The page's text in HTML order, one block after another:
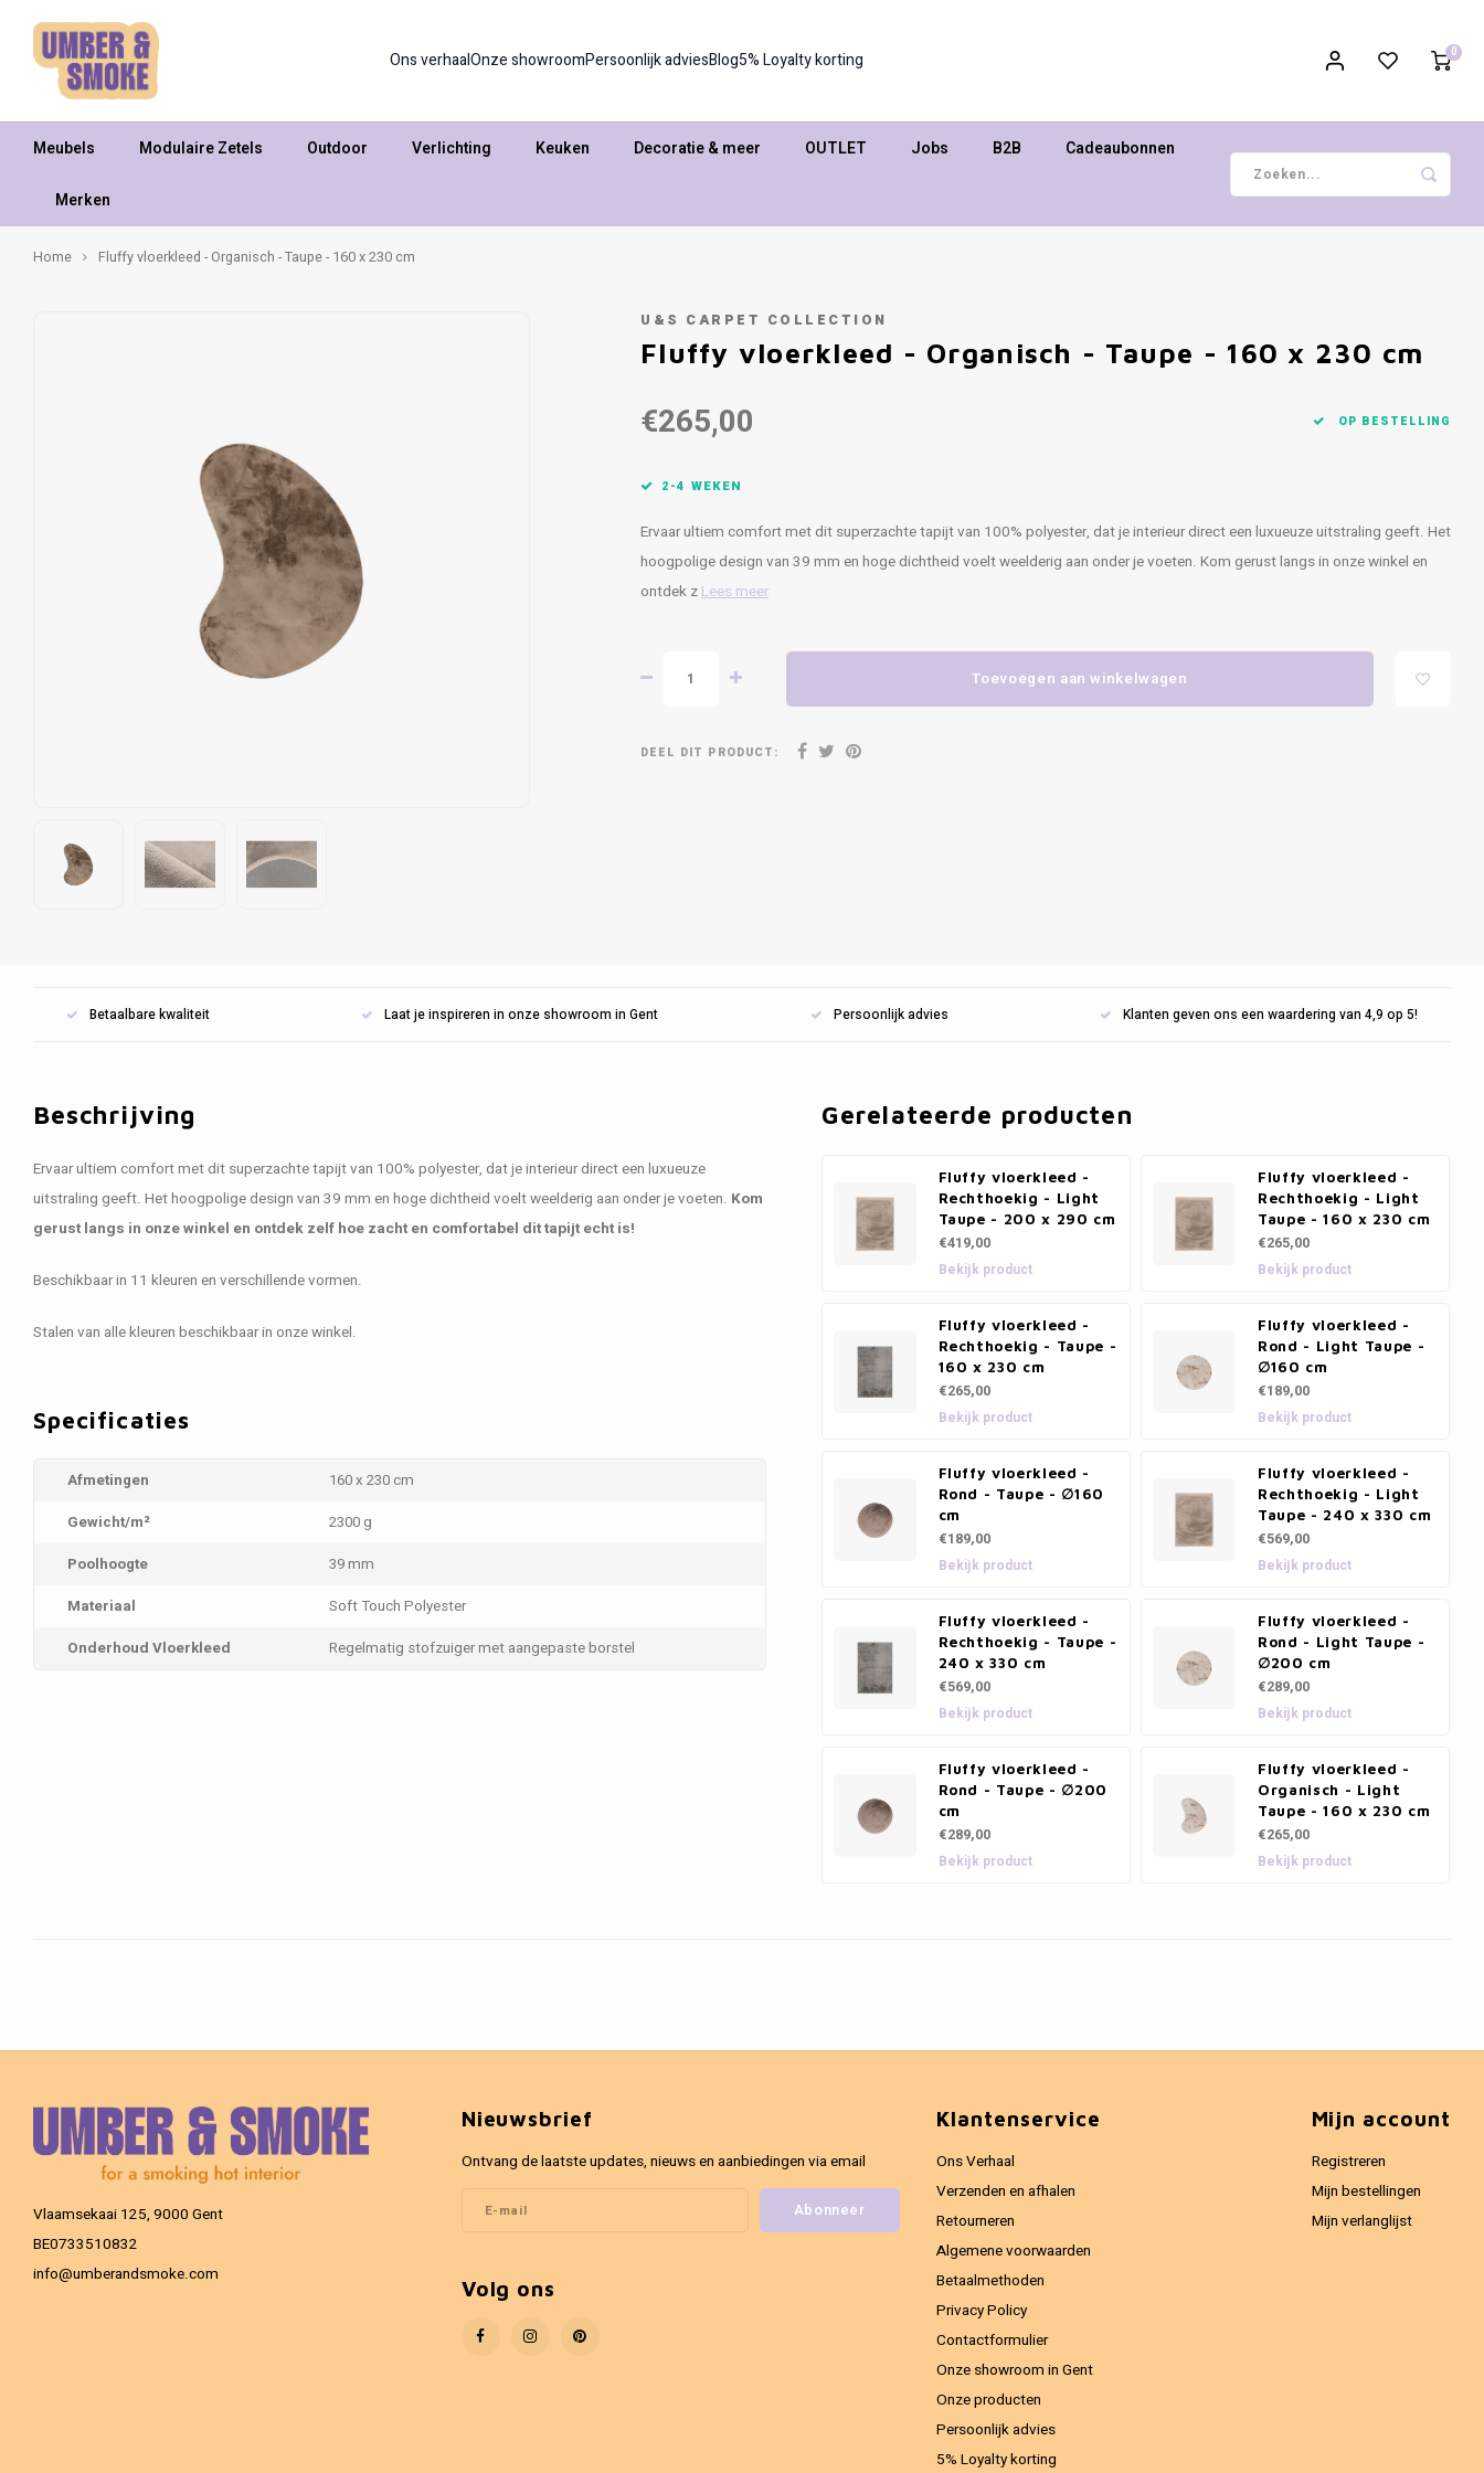
Ons verhaalOnze showroomPersoonlijk adviesBlog5% Loyalty korting 0
Meubels Modulaire Zetels Outdoor Verlichting Keuken Decoratie & meer OUTLET Jobs B2B Cadeaubonnen
Merken
Home Fluffy vloerkleed - Organisch - Taupe - 160 x 230 cm
U&S CARPET COLLECTION
Fluffy vloerkleed - Organisch - Taupe - 160 x 230 cm
€265,00 OP BESTELLING
2-4 WEKEN
Ervaar ultiem comfort met dit superzachte tapijt van 100% polyester, dat je interieur direct een luxueuze uitstraling geeft. Het
hoogpolige design van 39 mm en hoge dichtheid voelt weelderig aan onder je voeten. Kom gerust langs in onze winkel en
ontdek zLees meer
Toevoegen aan winkelwagen
DEEL DIT PRODUCT:
Betaalbare kwaliteit Laat je inspireren in onze showroom in Gent Persoonlijk advies Klanten geven ons een waardering van 4,9 op 5!
Beschrijving
Ervaar ultiem comfort met dit superzachte tapijt van 100% polyester, dat je interieur direct een luxueuze
uitstraling geeft. Het hoogpolige design van 39 mm en hoge dichtheid voelt weelderig aan onder je voeten. Kom
gerust langs in onze winkel en ontdek zelf hoe zacht en comfortabel dit tapijt echt is!
Beschikbaar in 11 kleuren en verschillende vormen.
Stalen van alle kleuren beschikbaar in onze winkel.
Specificaties
Afmetingen
160 x 230 cm
Gewicht/m²
2300 g
Poolhoogte
39 mm
Materiaal
Soft Touch Polyester
Onderhoud Vloerkleed
Regelmatig stofzuiger met aangepaste borstel
Gerelateerde producten
Fluffy vloerkleed -
Rechthoekig - Light
Taupe - 200 x 290 cm
€419,00
Bekijk product
Fluffy vloerkleed -
Rechthoekig - Light
Taupe - 160 x 230 cm
€265,00
Bekijk product
Fluffy vloerkleed -
Rechthoekig - Taupe -
160 x 230 cm
€265,00
Bekijk product
Fluffy vloerkleed -
Rond - Light Taupe -
∅160 cm
€189,00
Bekijk product
Fluffy vloerkleed -
Rond - Taupe - ∅160
cm
€189,00
Bekijk product
Fluffy vloerkleed -
Rechthoekig - Light
Taupe - 240 x 330 cm
€569,00
Bekijk product
Fluffy vloerkleed -
Rechthoekig - Taupe -
240 x 330 cm
€569,00
Bekijk product
Fluffy vloerkleed -
Rond - Light Taupe -
∅200 cm
€289,00
Bekijk product
Fluffy vloerkleed -
Rond - Taupe - ∅200
cm
€289,00
Bekijk product
Fluffy vloerkleed -
Organisch - Light
Taupe - 160 x 230 cm
€265,00
Bekijk product
Vlaamsekaai 125, 9000 Gent
BE0733510832
info@umberandsmoke.com
Nieuwsbrief
Ontvang de laatste updates, nieuws en aanbiedingen via email
Abonneer
Volg ons
Klantenservice
Ons Verhaal
Verzenden en afhalen
Retourneren
Algemene voorwaarden
Betaalmethoden
Privacy Policy
Contactformulier
Onze showroom in Gent
Onze producten
Persoonlijk advies
5% Loyalty korting
Mijn account
Registreren
Mijn bestellingen
Mijn verlanglijst